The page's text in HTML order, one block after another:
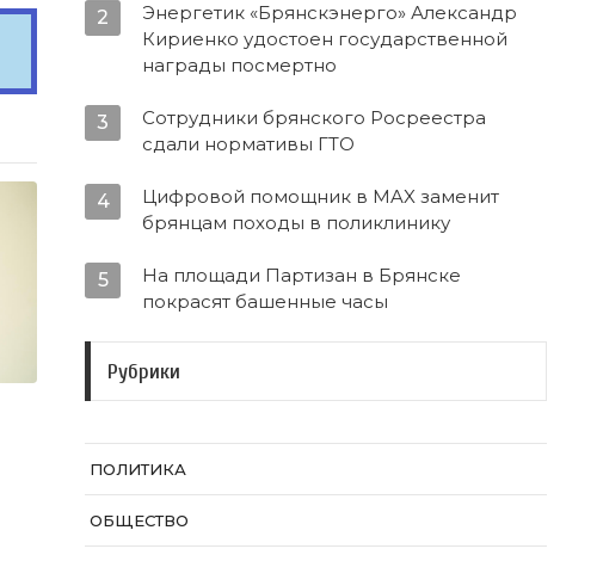
2
Энергетик «Брянскэнерго» Александр
Кириенко удостоен государственной
награды посмертно
3
Сотрудники брянского Росреестра
сдали нормативы ГТО
4
Цифровой помощник в MAX заменит
брянцам походы в поликлинику
5
На площади Партизан в Брянске
покрасят башенные часы
Рубрики
ПОЛИТИКА
ОБЩЕСТВО